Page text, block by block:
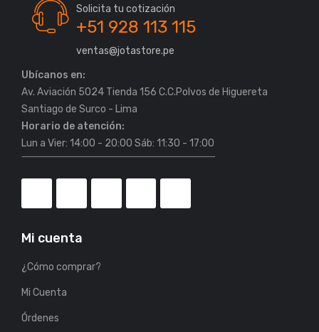
Solicita tu cotización
+51 928 113 115
ventas@jotastore.pe
Ubícanos en:
Av. Aviación 5024 Tienda 156 C.C.Polvos de Higuereta
Horario de atención:
Lun a Vier: 14:00 - 20:00 Sáb: 11:30 - 17:00
Mi cuenta
¿Cómo comprar?
Mi Cuenta
Órdenes